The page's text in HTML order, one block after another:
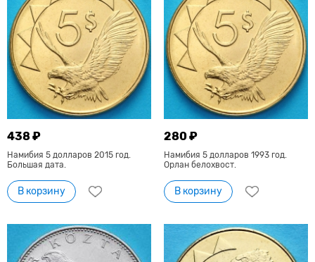
438 ₽
Намибия 5 долларов 2015 год.
Большая дата.
В корзину
280 ₽
Намибия 5 долларов 1993 год.
Орлан белохвост.
В корзину